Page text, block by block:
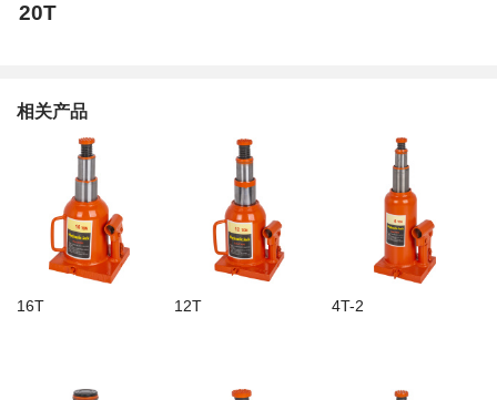
20T
相关产品
16T 12T 4T-2